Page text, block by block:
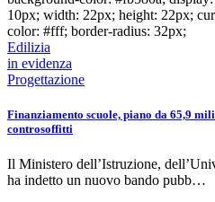
10px; width: 22px; height: 22px;
color: #fff; border-radius: 32px;
Edilizia
in evidenza
Progettazione
Finanziamento scuole, piano da 65,9
controsoffitti
Il Ministero dell’Istruzione,
ha indetto un nuovo bando pubb…